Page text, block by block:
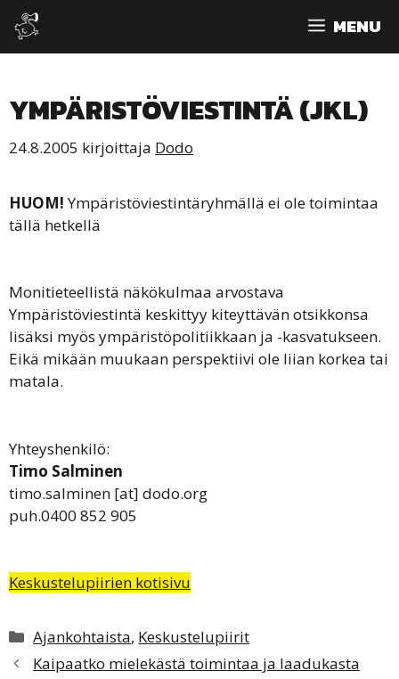
Siirry
sisältöön
MENU
YMPÄRISTÖVIESTINTÄ (JKL)
24.8.2005 kirjoittaja Dodo
HUOM!Ympäristöviestintäryhmällä ei ole toimintaa
tällä hetkellä
Monitieteellistä näkökulmaa arvostava
Ympäristöviestintä keskittyy kiteyttävän otsikkonsa
lisäksi myös ympäristöpolitiikkaan ja -kasvatukseen.
Eikä mikään muukaan perspektiivi ole liian korkea tai
matala.
Yhteyshenkilö:
Timo Salminen
timo.salminen [at] dodo.org
puh.0400 852 905
Keskustelupiirien kotisivu
Kategoriat
Ajankohtaista, Keskustelupiirit
Kaipaatko mielekästä toimintaa ja laadukasta